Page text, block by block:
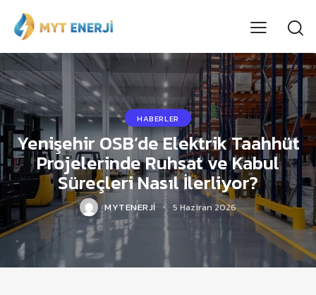
HABERLER
Yenişehir OSB’de Elektrik Taahhüt
Projelerinde Ruhsat ve Kabul
Süreçleri Nasıl İlerliyor?
MYTENERJI 5 Haziran 2026